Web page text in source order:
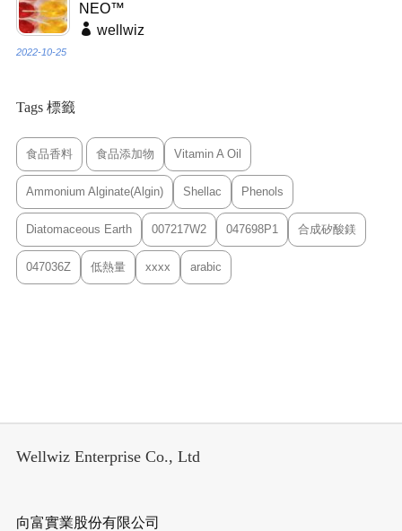
NEO™
wellwiz
2022-10-25
Tags 標籤
食品香料 食品添加物 Vitamin A Oil
Ammonium Alginate(Algin) Shellac Phenols
Diatomaceous Earth 007217W2 047698P1 合成矽酸鎂
047036Z 低熱量 xxxx arabic
Wellwiz Enterprise Co., Ltd
向富實業股份有限公司